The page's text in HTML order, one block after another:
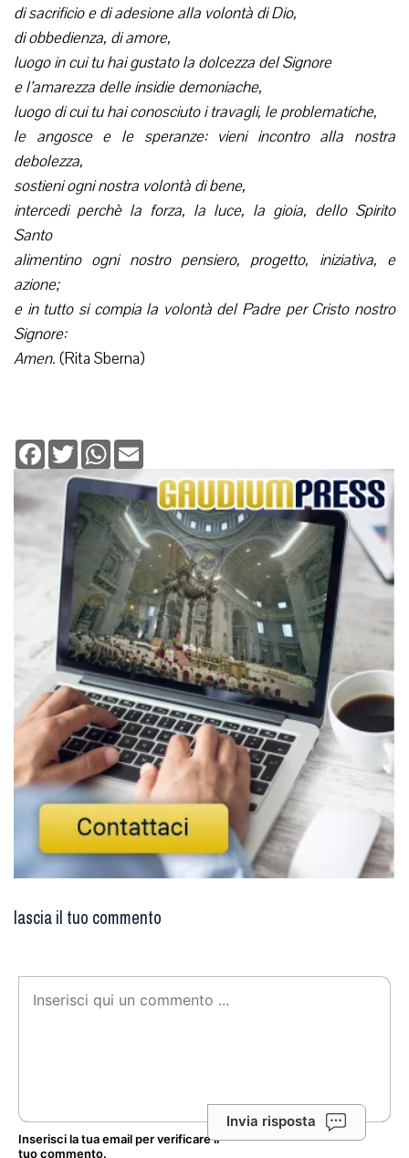
di sacrificio e di adesione alla volontà di Dio,
di obbedienza, di amore,
luogo in cui tu hai gustato la dolcezza del Signore
e l’amarezza delle insidie demoniache,
luogo di cui tu hai conosciuto i travagli, le problematiche,
le angosce e le speranze: vieni incontro alla nostra
debolezza,
sostieni ogni nostra volontà di bene,
intercedi perchè la forza, la luce, la gioia, dello Spirito
Santo
alimentino ogni nostro pensiero, progetto, iniziativa, e
azione;
e in tutto si compia la volontà del Padre per Cristo nostro
Signore:
Amen. (Rita Sberna)
Facebook
TwitterWhatsApp
lascia il tuo commento
Invia risposta
Inserisci la tua email per verificare il
tuo commento.